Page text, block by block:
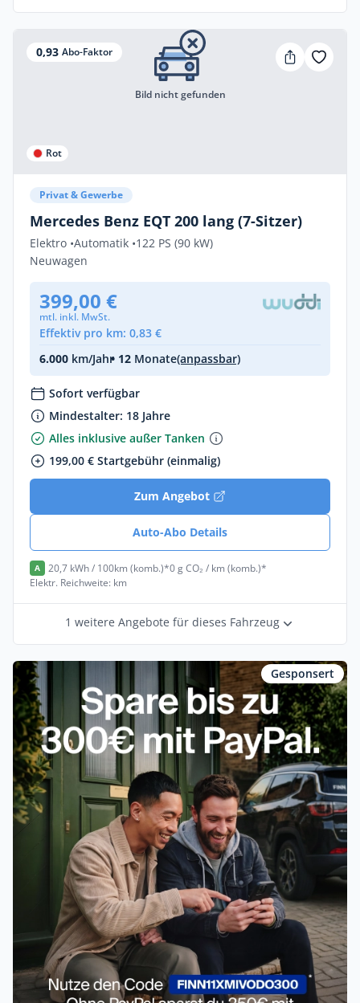
0,93 Abo-Faktor
Rot
Bild nicht gefunden
Privat & Gewerbe
Mercedes Benz EQT 200 lang (7-Sitzer)
Elektro •Automatik •122 PS (90 kW)
Neuwagen
399,00 €
mtl. inkl. MwSt.
Effektiv pro km: 0,83 €
6.000 km/Jahr• 12 Monate(anpassbar)
Sofort verfügbar
Mindestalter: 18 Jahre
Alles inklusive außer Tanken
199,00 € Startgebühr (einmalig)
Zum Angebot
Auto-Abo Details
A 20,7 kWh / 100km (komb.)*0 g CO₂ / km (komb.)*
Elektr. Reichweite: km
1 weitere Angebote für dieses Fahrzeug
Gesponsert